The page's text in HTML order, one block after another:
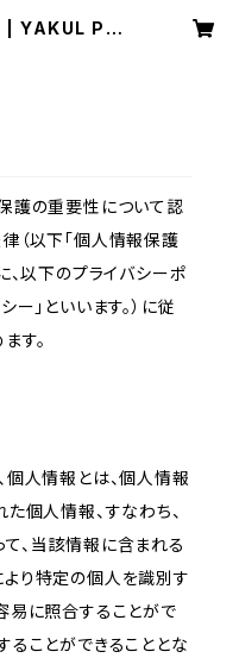
| YAKUL PO
護の重要性について認
（以下「個人情報保護
、以下のプライバシーポ
ー」といいます。）に従
す。
個人情報とは、個人情報
個人情報、すなわち、
、当該情報に含まれる
り特定の個人を識別す
易に照合することがで
ることができることとな